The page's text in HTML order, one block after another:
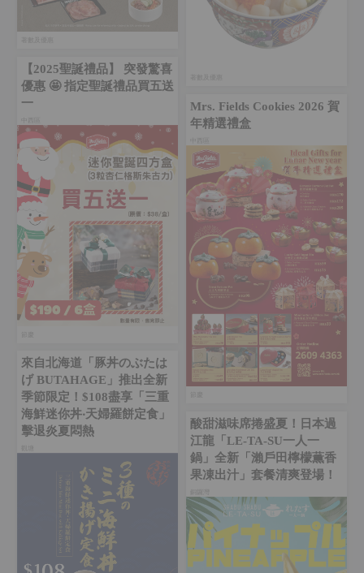
【2025聖誕禮品】 突發驚喜
優惠 🤩 指定聖誕禮品買五送
一
Mrs. Fields Cookies 2026 賀
年精選禮盒
來自北海道「豚丼のぶたは
げ BUTAHAGE」推出全新
季節限定！$108盡享「三重
海鮮迷你丼‧天婦羅餅定食」
擊退炎夏悶熱
酸甜滋味席捲盛夏！日本過
江龍「LE-TA-SU一人一
鍋」全新「瀨戶田檸檬薫香
果凍出汁」套餐清爽登場！